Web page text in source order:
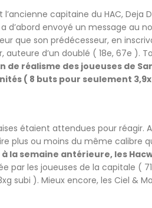
capitaine du HAC, Deja
d’abord envoyé un message au
que son prédécesseur, en
auteure d’un doublé ( 18e, 67e ).
de réalisme des joueuses de
( 8 buts pour seulement
étaient attendues pour réagir. A
plus ou moins du même calibre
la semaine antérieure, les
par les joueuses de la capitale (
subi ). Mieux encore, les Ciel &